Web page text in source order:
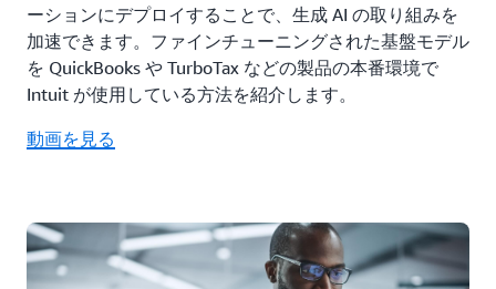
ーションにデプロイすることで、生成 AI の取り組みを
加速できます。ファインチューニングされた基盤モデル
を QuickBooks や TurboTax などの製品の本番環境で
Intuit が使用している方法を紹介します。
動画を見る